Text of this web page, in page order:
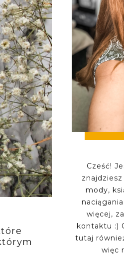
Cześć!
mody,
więcej,
kontaktu :)
tutaj
więc